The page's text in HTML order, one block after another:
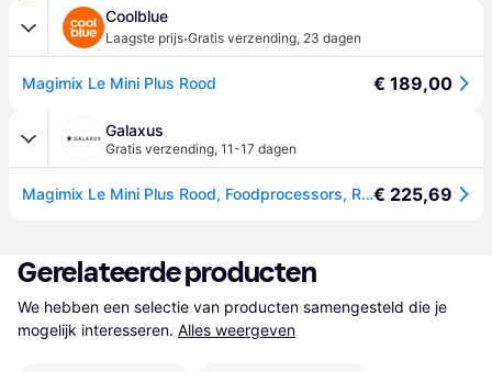
Coolblue
Laagste prijs·Gratis verzending, 23 dagen
Magimix Le Mini Plus Rood € 189,00
Galaxus
Gratis verzending, 11-17 dagen
Magimix Le Mini Plus Rood, Foodprocessors, Rood€ 225,69
Gerelateerde producten
We hebben een selectie van producten samengesteld die je
mogelijk interesseren. Alles weergeven